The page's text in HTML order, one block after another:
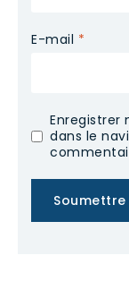
E-mail *
dans le